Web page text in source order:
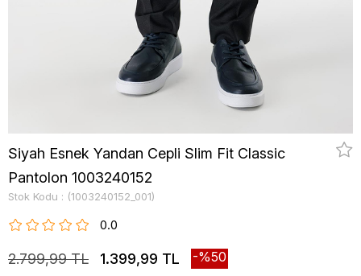
Siyah Esnek Yandan Cepli Slim Fit Classic
Pantolon 1003240152
Stok Kodu (1003240152_001)
0.0
2.799,99 TL 1.399,99 TL 50